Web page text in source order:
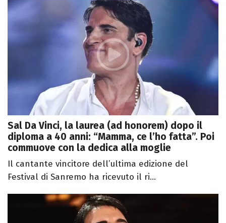
Sal Da Vinci, la laurea (ad honorem) dopo il
diploma a 40 anni: “Mamma, ce l’ho fatta”. Poi
commuove con la dedica alla moglie
Il cantante vincitore dell’ultima edizione del
Festival di Sanremo ha ricevuto il ri...